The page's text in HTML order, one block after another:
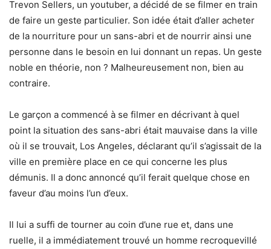
Trevon Sellers, un youtuber, a décidé de se filmer en train
de faire un geste particulier. Son idée était d’aller acheter
de la nourriture pour un sans-abri et de nourrir ainsi une
personne dans le besoin en lui donnant un repas. Un geste
noble en théorie, non ? Malheureusement non, bien au
contraire.
Le garçon a commencé à se filmer en décrivant à quel
point la situation des sans-abri était mauvaise dans la ville
où il se trouvait, Los Angeles, déclarant qu’il s’agissait de la
ville en première place en ce qui concerne les plus
démunis. Il a donc annoncé qu’il ferait quelque chose en
faveur d’au moins l’un d’eux.
Il lui a suffi de tourner au coin d’une rue et, dans une
ruelle, il a immédiatement trouvé un homme recroquevillé